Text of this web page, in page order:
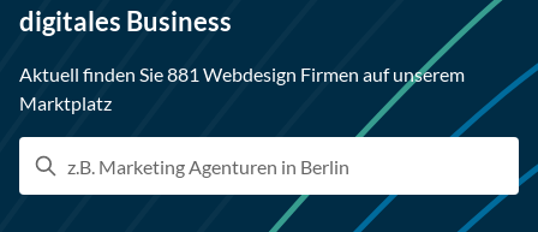
digitales Business
Aktuell finden Sie 881 Webdesign Firmen auf unserem
Marktplatz